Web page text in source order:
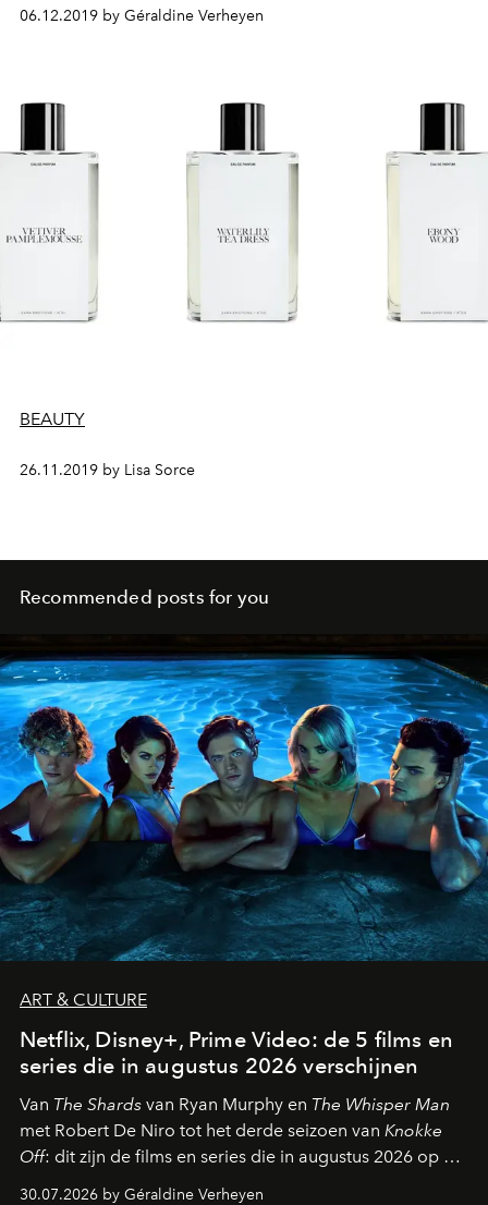
lanceerde deze herfst zijn allereerste parfum: "Born in
06.12.2019 by Géraldine Verheyen
BEAUTY
26.11.2019 by Lisa Sorce
Recommended posts for you
ART & CULTURE
Netflix, Disney+, Prime Video: de 5 films en
series die in augustus 2026 verschijnen
Van The Shards van Ryan Murphy en The Whisper Man
met Robert De Niro tot het derde seizoen van Knokke
Off: dit zijn de films en series die in augustus 2026 op de
30.07.2026 by Géraldine Verheyen